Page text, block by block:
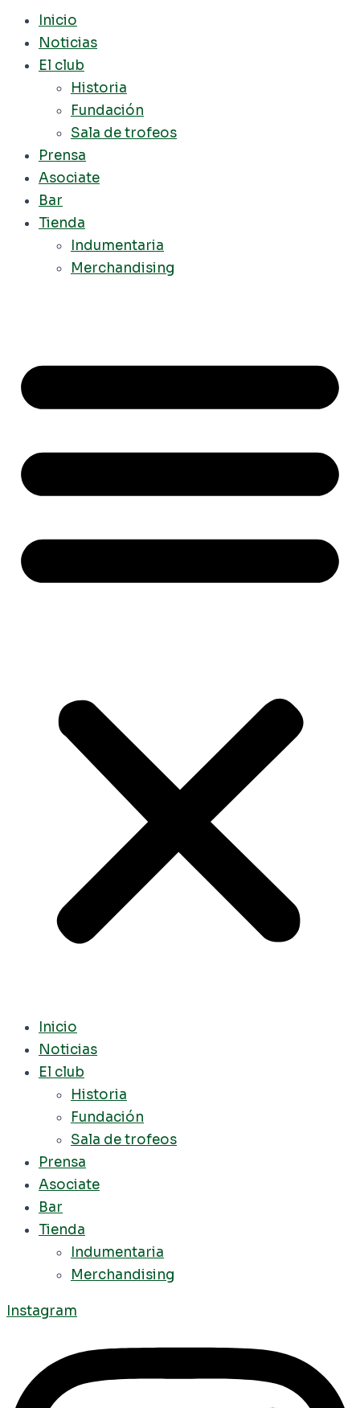
Inicio
Noticias
El club
Historia
Fundación
Sala de trofeos
Prensa
Asociate
Bar
Tienda
Indumentaria
Merchandising
Inicio
Noticias
El club
Historia
Fundación
Sala de trofeos
Prensa
Asociate
Bar
Tienda
Indumentaria
Merchandising
Instagram